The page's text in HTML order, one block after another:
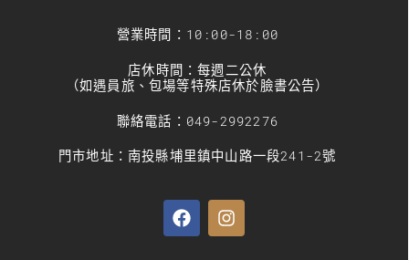
營業時間：10:00-18:00
店休時間：每週二公休
（如遇員旅、包場等特殊店休於臉書公告）
聯絡電話：049-2992276
門市地址：南投縣埔里鎮中山路一段241-2號